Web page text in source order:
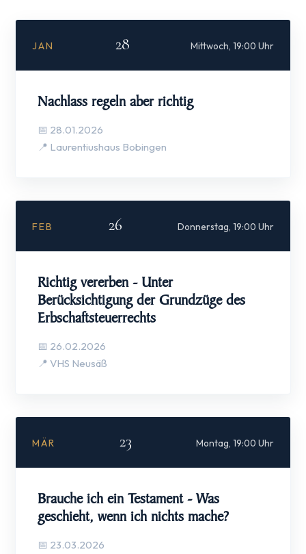
JAN 28 Mittwoch, 19:00 Uhr
Nachlass regeln aber richtig
📅 28.01.2026
📍 Laurentiushaus Bobingen
FEB 26 Donnerstag, 19:00 Uhr
Richtig vererben - Unter
Berücksichtigung der Grundzüge des
Erbschaftsteuerrechts
📅 26.02.2026
📍 VHS Neusäß
MÄR 23 Montag, 19:00 Uhr
Brauche ich ein Testament - Was
geschieht, wenn ich nichts mache?
📅 23.03.2026